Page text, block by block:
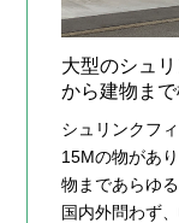
大型のシュ
から建物ま
シュリンクフ
15Mの物があ
物まであらゆ
国内外問わず